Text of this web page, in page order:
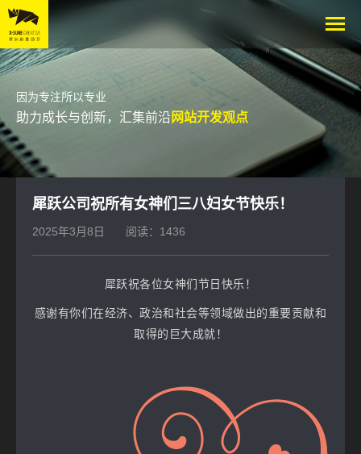
因为专注所以专业
助力成长与创新，汇集前沿网站开发观点
犀跃公司祝所有女神们三八妇女节快乐！
2025年3月8日 阅读：1436
犀跃祝各位女神们节日快乐！
感谢有你们在经济、政治和社会等领域做出的重要贡献和
取得的巨大成就！